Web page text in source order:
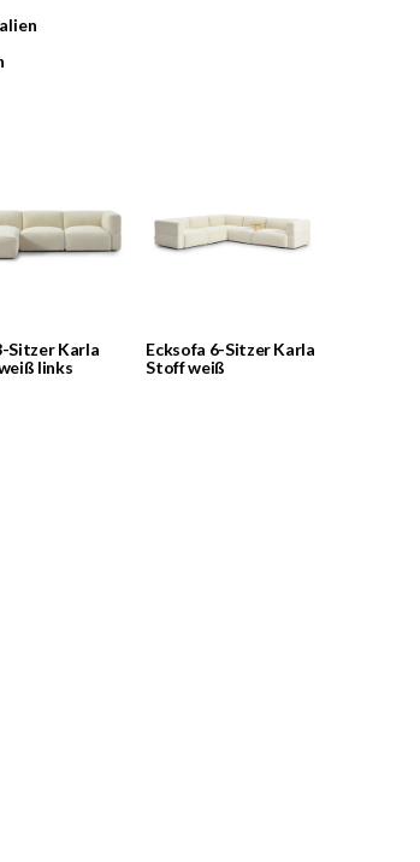
Sitzer Karla
links
Ecksofa 6-Sitzer Karla
Stoff weiß